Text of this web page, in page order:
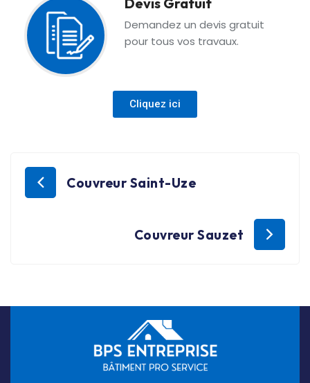
Demandez un devis gratuit
pour tous vos travaux.
Cliquez ici
Couvreur Saint-Uze
Couvreur Sauzet